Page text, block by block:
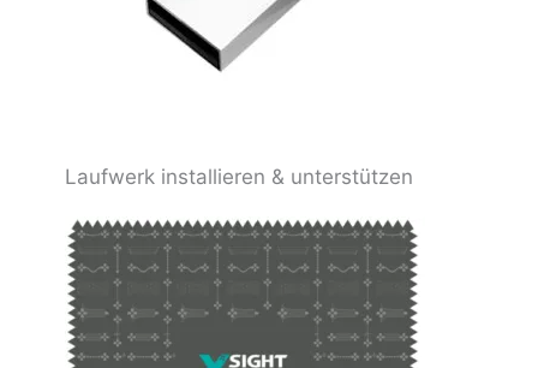
Laufwerk installieren & unterstützen